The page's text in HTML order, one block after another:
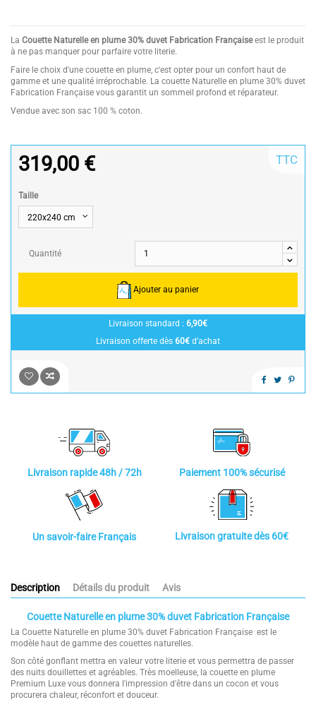
La Couette Naturelle en plume 30% duvet Fabrication Françaiseest le produit
à ne pas manquer pour parfaire votre literie.
Faire le choix d'une couette en plume, c'est opter pour un confort haut de
gamme et une qualité irréprochable. La couette Naturelle en plume 30% duvet
Fabrication Française vous garantit un sommeil profond et réparateur.
Vendue avec son sac 100 % coton.
319,00 € TTC
Taille
Quantité
Ajouter au panier
Livraison standard : 6,90€
Livraison offerte dès 60€ d’achat
Livraison rapide 48h / 72h Paiement 100% sécurisé
Un savoir-faire Français Livraison gratuite dès 60€
Description Détails du produit Avis
Couette Naturelle en plume 30% duvet Fabrication Française
La Couette Naturelle en plume 30% duvet Fabrication Française est le
modèle haut de gamme des couettes naturelles.
Son côté gonflant mettra en valeur votre literie et vous permettra de passer
des nuits douillettes et agréables. Très moelleuse, la couette en plume
Premium Luxe vous donnera l'impression d'être dans un cocon et vous
procurera chaleur, réconfort et douceur.